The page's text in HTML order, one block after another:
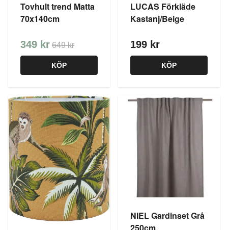
Tovhult trend Matta
70x140cm
349 kr 649 kr
KÖP
LUCAS Förkläde
Kastanj/Beige
199 kr
KÖP
NIEL Gardinset Grå